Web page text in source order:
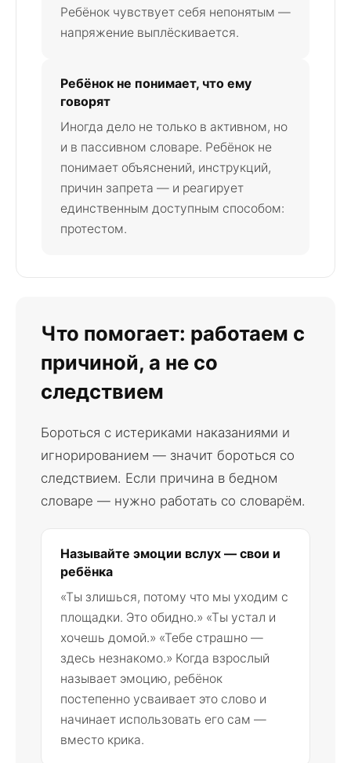
Ребёнок чувствует себя непонятым —
напряжение выплёскивается.
Ребёнок не понимает, что ему
говорят
Иногда дело не только в активном, но
и в пассивном словаре. Ребёнок не
понимает объяснений, инструкций,
причин запрета — и реагирует
единственным доступным способом:
протестом.
Что помогает: работаем с
причиной, а не со
следствием
Бороться с истериками наказаниями и
игнорированием — значит бороться со
следствием. Если причина в бедном
словаре — нужно работать со словарём.
Называйте эмоции вслух — свои и
ребёнка
«Ты злишься, потому что мы уходим с
площадки. Это обидно.» «Ты устал и
хочешь домой.» «Тебе страшно —
здесь незнакомо.» Когда взрослый
называет эмоцию, ребёнок
постепенно усваивает это слово и
начинает использовать его сам —
вместо крика.